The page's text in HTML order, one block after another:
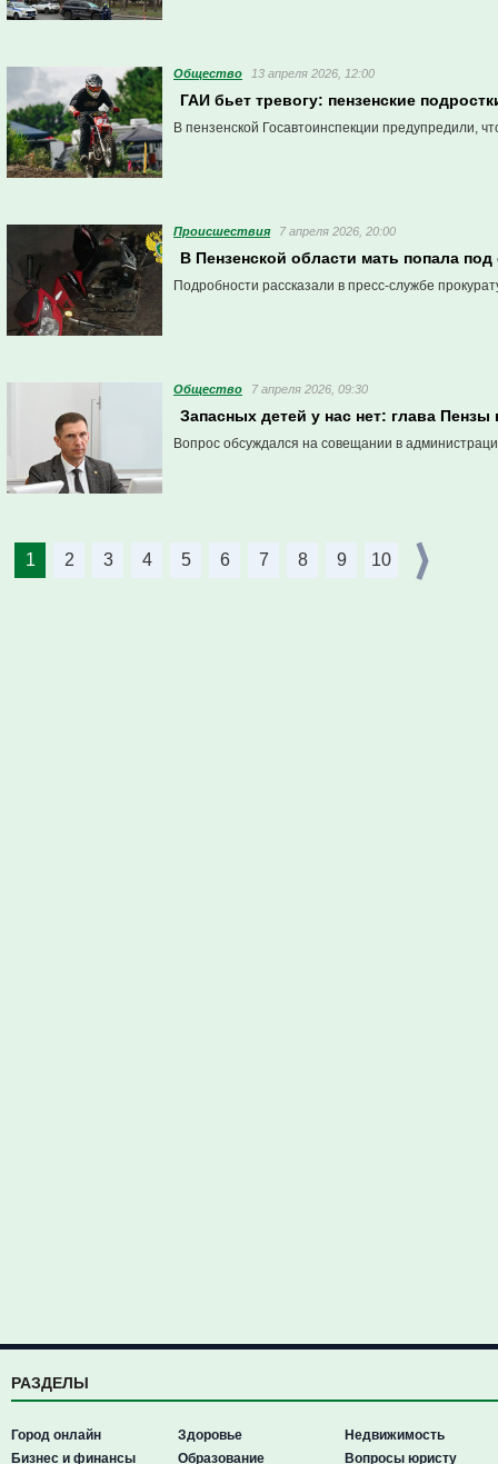
Общество 13 апреля 2026, 12:00
ГАИ бьет тревогу: пензенские
В пензенской Госавтоинспекции предупредили,
Проиcшествия 7 апреля 2026, 20:00
В Пензенской области мать попала
Подробности рассказали в пресс-службе
Общество 7 апреля 2026, 09:30
Запасных детей у нас нет: глава
Вопрос обсуждался на совещании в
1 2 3 4 5 6 7 8 9 10
РАЗДЕЛЫ
Город онлайн
Бизнес и финансы
Здоровье
Образование
Недвижимость
Вопросы юристу